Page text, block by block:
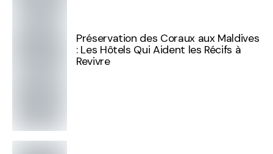
Préservation des Coraux aux Maldives
: Les Hôtels Qui Aident les Récifs à
Revivre